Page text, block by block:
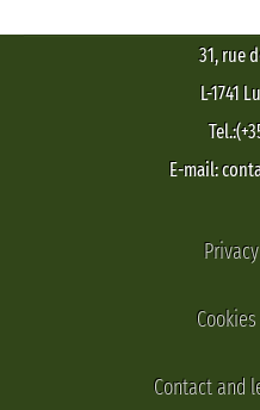
31, rue
L-1741
E-mail:
Contact and